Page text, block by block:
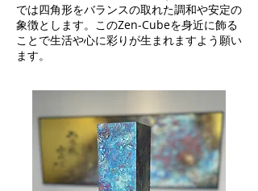
では四角形をバランスの取れた調和や安定の
象徴とします。このZen-Cubeを身近に飾る
ことで生活や心に彩りが生まれますよう願い
ます。